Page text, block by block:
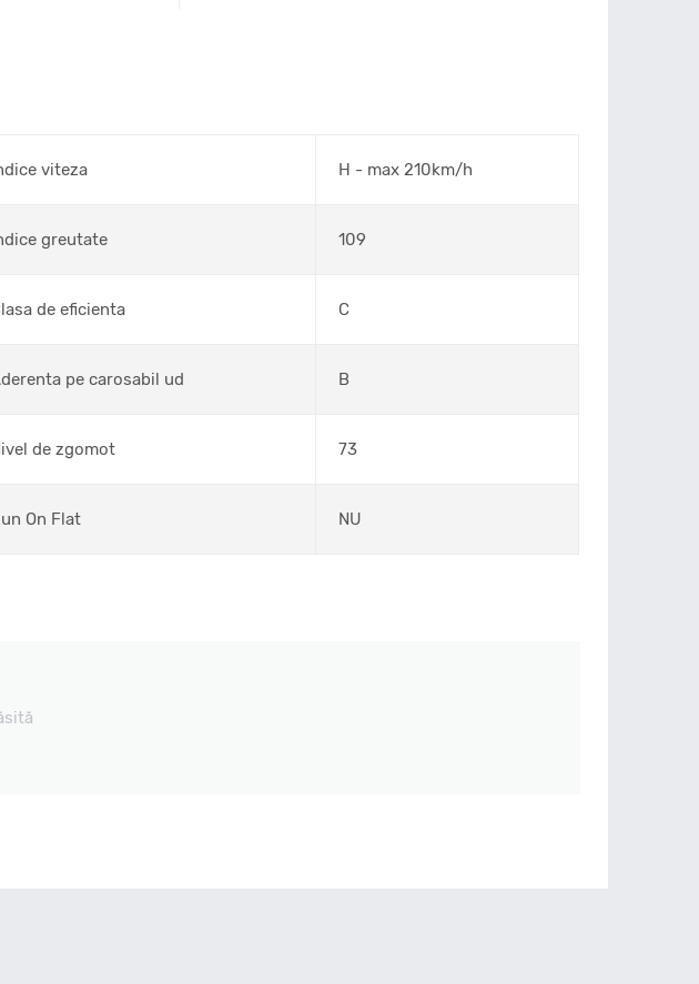
viteza H - max 210km/h
greutate 109
de eficienta C
pe carosabil ud B
de zgomot 73
On Flat NU